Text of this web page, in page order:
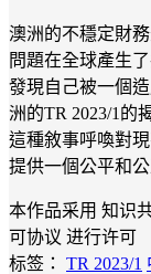
澳洲的不穩定財
問題在全球產生
發現自己被一個
洲的TR 2023/1的
這種敘事呼喚對
提供一個公平和
本作品采用 知识
可协议 进行许可
标签：
TR 2023/1